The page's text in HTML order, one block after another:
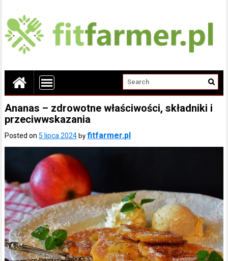
Ananas – zdrowotne właściwości, składniki i
przeciwwskazania
Posted on5 lipca 2024 byfitfarmer.pl